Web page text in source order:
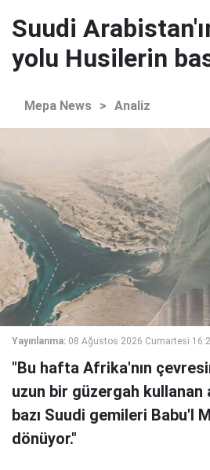
Suudi
yolu Husilerin
Mepa News > Analiz
Yayınlanma: 08 Ağustos 2026 Cumartesi
"Bu hafta Afrika'nın
uzun bir güzergah kullanan
bazı Suudi gemileri Babu'l
dönüyor."